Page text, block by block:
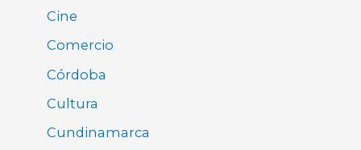
Cine
Comercio
Córdoba
Cultura
Cundinamarca